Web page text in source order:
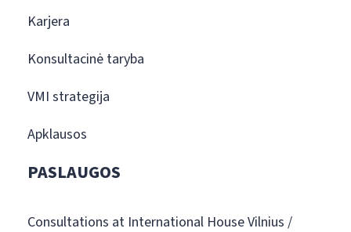
Karjera
Konsultacinė taryba
VMI strategija
Apklausos
PASLAUGOS
Consultations at International House Vilnius /